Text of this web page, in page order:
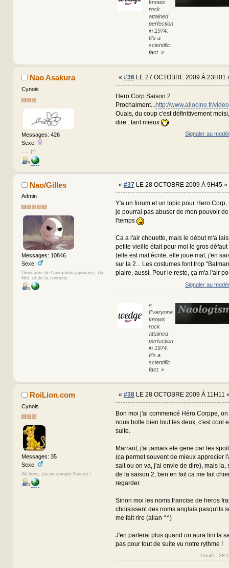
knows
rock
attained
perfection
in 1974.
It's a
scientific
fact. »
Nao Asakura
Cynois
Messages: 426
Sexe:
..... {*}
« #36LE 27 OCTOBRE 2009 À 23H01
Hero Corp Saison 2 :
Prochaiment...http://www.allocine.fr/
Ouais, du coup c'est définitivement
dire : tant mieux
Signaler au
Nao/Gilles
Admin
Messages: 10846
Sexe:
Dinosaure de l'animation japonaise, du
Net, et de la connerie.
« #37LE 28 OCTOBRE 2009 À 9H45 »
Y'a un forum et un topic pour Hero Corp,
je pourrai pas abuser de mon pouvoir
l'temps
Ca a l'air chouette, mais le début m'a
petite vieille était pour moi le gros
(elle est mal écrite, elle joue mal, j'en
sur la 2... Les costumes font trop
plaire, aussi. Pour le reste, ça m'a l'air
Signaler au
«
Everyone
knows
rock
attained
perfection
in 1974.
It's a
scientific
fact. »
RoiLion.com
Cynois
Messages: 35
Sexe:
Ah tiens, j'ai un compte Noisen !
« #38LE 28 OCTOBRE 2009 À 11H11
Bon moi j'ai commencé Héro Corppe,
nous botte bien tout les deux, c'est cool
suite.
Marrant, j'ai jamais ete gene par les
(ca permet souvent de mieux apprecier
sait ou on va, j'ai envie de dire), mais la,
de la saison 2, ben en fait ca me fait
regarder.
Sinon moi les noms francise de heros
choisissent des noms anglais pasqu'ils
me fait rire (allan ^^)
J'en parlerai plus quand on aura fini la
pas pour tout de suite vu notre rythme !
Posté : 28